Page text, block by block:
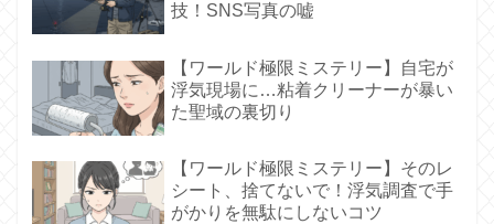
技！SNS写真の嘘
【ワールド極限ミステリー】自宅が
浮気現場に…粘着クリーナーが暴い
た聖域の裏切り
【ワールド極限ミステリー】そのレ
シート、捨てないで！浮気調査で手
がかりを無駄にしないコツ